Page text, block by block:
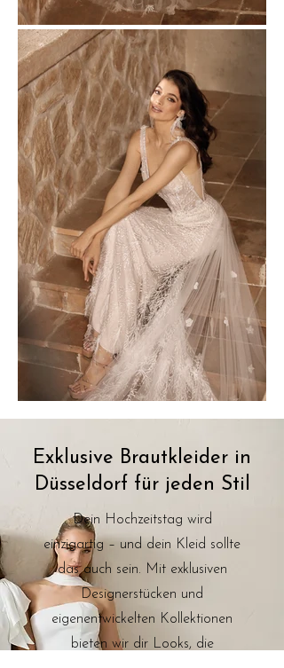
Exklusive Brautkleider in
Düsseldorf für jeden Stil
Dein Hochzeitstag wird
einzigartig – und dein Kleid sollte
das auch sein. Mit exklusiven
Designerstücken und
eigenentwickelten Kollektionen
bieten wir dir Looks, die